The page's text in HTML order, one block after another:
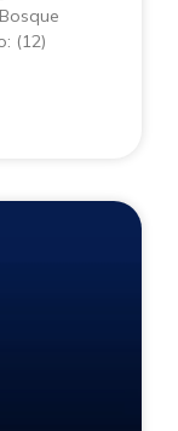
(12)